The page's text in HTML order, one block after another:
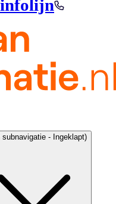
subnavigatie - Ingeklapt)